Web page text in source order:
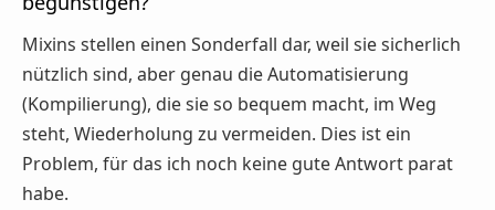
Mixins stellen einen Sonderfall dar, weil sie sicherlich
nützlich sind, aber genau die Automatisierung
(Kompilierung), die sie so bequem macht, im Weg
steht, Wiederholung zu vermeiden. Dies ist ein
Problem, für das ich noch keine gute Antwort parat
habe.